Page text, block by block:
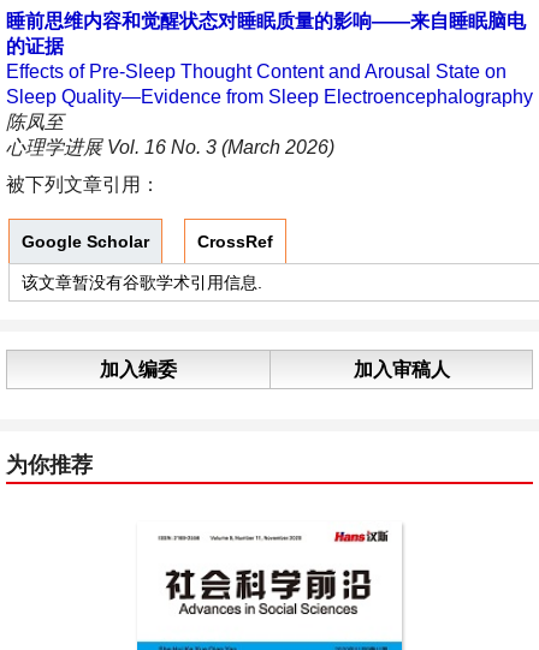
睡前思维内容和觉醒状态对睡眠质量的影响——来自睡眠脑电
的证据
Effects of Pre-Sleep Thought Content and Arousal State on
Sleep Quality—Evidence from Sleep Electroencephalography
陈凤至
心理学进展 Vol. 16 No. 3 (March 2026)
被下列文章引用：
Google Scholar CrossRef
该文章暂没有谷歌学术引用信息.
加入编委 加入审稿人
为你推荐